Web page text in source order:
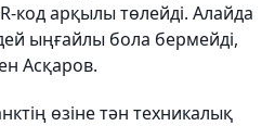
код арқылы төлейді. Алайда
ыңғайлы бола бермейді,
Асқаров.
өзіне тән техникалық